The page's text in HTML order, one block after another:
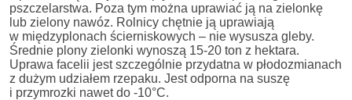
pszczelarstwa. Poza tym można uprawiać ją na zielonkę
lub zielony nawóz. Rolnicy chętnie ją uprawiają
w międzyplonach ścierniskowych – nie wysusza gleby.
Średnie plony zielonki wynoszą 15-20 ton z hektara.
Uprawa facelii jest szczególnie przydatna w płodozmianach
z dużym udziałem rzepaku. Jest odporna na suszę
i przymrozki nawet do -10°C.